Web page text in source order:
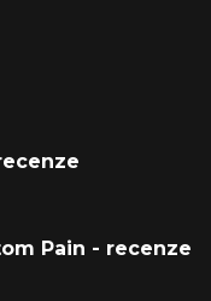
Pain - recenze